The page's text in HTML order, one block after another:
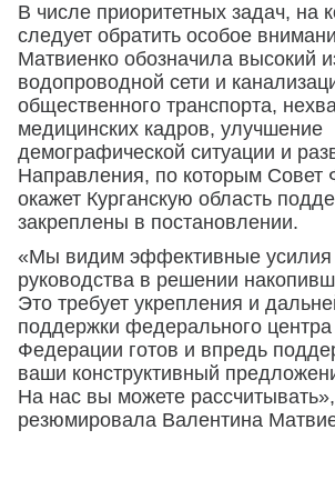
В числе приоритетных задач, на
следует обратить особое
Матвиенко обозначила высокий
водопроводной сети и
общественного транспорта,
медицинских кадров, улучшение
демографической ситуации и
Направления, по которым Совет
окажет Курганскую область
закреплены в постановлении.
«Мы видим эффективные усилия
руководства в решении
Это требует укрепления и
поддержки федерального
Федерации готов и впредь
ваши конструктивный
На нас вы можете
резюмировала Валентина